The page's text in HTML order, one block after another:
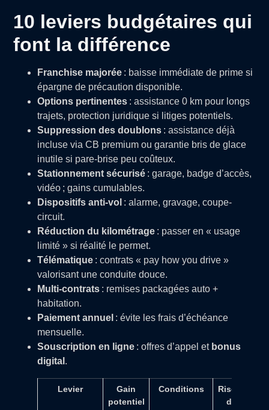
10 leviers budgétaires qui
font la différence
Franchise majorée : baisse immédiate de prime si
épargne de précaution disponible.
Options pertinentes : assistance 0 km pour longs
trajets, protection juridique si litiges potentiels.
Suppression des doublons : assistance déjà
incluse via CB premium ou garantie bris de glace
inutile si pare-brise peu coûteux.
Stationnement sécurisé : garage, badge d’accès,
vidéo ; gains cumulables.
Dispositifs anti-vol : alarme, gravage, coupe-
circuit.
Réduction du kilométrage : passer en « usage
limité » si réalité le permet.
Télématique : contrats « pay how you drive »
valorisant une conduite douce.
Multi-contrats : remises packagées auto +
habitation.
Paiement annuel : évite les frais d’échéance
mensuelle.
Souscription en ligne : offres d’appel et bonus
digital .
Levier
Gain
potentiel
Conditions
Risques/